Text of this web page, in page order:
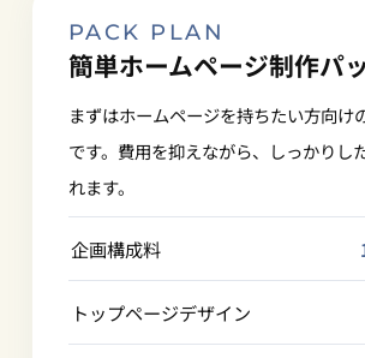
PACK PLAN
簡単ホームページ制作パ
まずはホームページを持ちたい方向け
です。費用を抑えながら、しっかりし
れます。
企画構成料
トップページデザイン